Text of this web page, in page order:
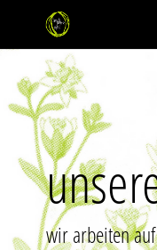
wir arbei­ten